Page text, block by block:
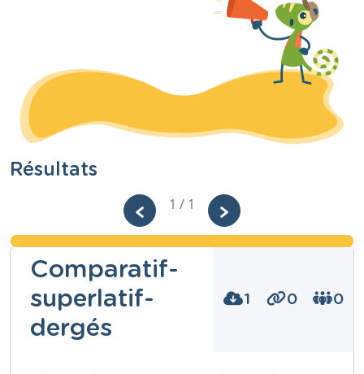
Résultats
1 / 1
Comparatif-
superlatif-
dergés
1 0 0